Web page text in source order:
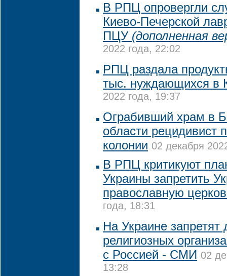
В РПЦ опровергли
Киево-Печерской
ПЦУ (дополненная
2022 года, 22:02
РПЦ раздала
тыс. нуждающихся в
2022 года, 19:37
Ограбивший храм в
области рецидивист
колонии 02 декабря
В РПЦ критикуют
Украины запретить
православную
года, 18:31
На Украине запретят
религиозных
с Россией - СМИ 02
13:28